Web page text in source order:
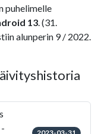
puhelimelle
13. (31.
alunperin 9 / 2022.